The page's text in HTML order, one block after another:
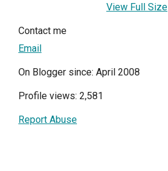
View Full Size
Contact me
Email
On Blogger since: April 2008
Profile views: 2,581
Report Abuse